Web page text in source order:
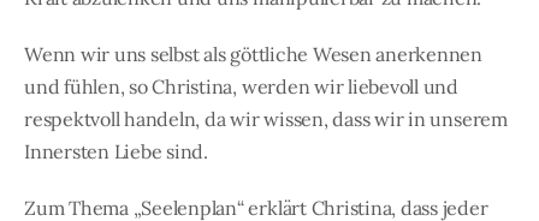
Wenn wir uns selbst als göttliche Wesen anerkennen
und fühlen, so Christina, werden wir liebevoll und
respektvoll handeln, da wir wissen, dass wir in unserem
Innersten Liebe sind.
Zum Thema „Seelenplan“ erklärt Christina, dass jeder